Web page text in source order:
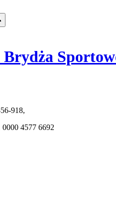
918,
0000 4577 6692